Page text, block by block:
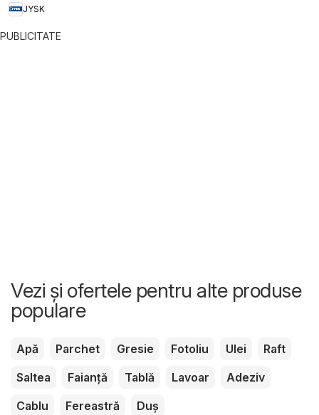
JYSK
PUBLICITATE
Vezi și ofertele pentru alte produse
populare
Apă Parchet Gresie Fotoliu Ulei
Raft
Saltea
Faianță Tablă Lavoar
Adeziv
Cablu
Fereastră Duș